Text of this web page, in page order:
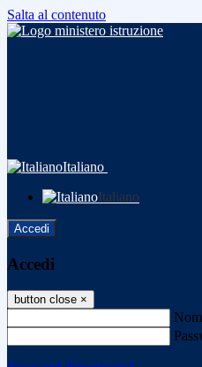
Salta al contenuto
Italiano
Italiano
Accedi
Accedi
button close ×